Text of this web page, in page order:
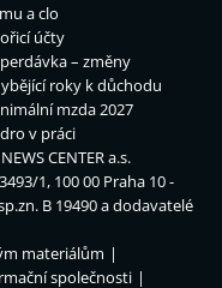
a clo
účty
– změny
roky k důchodu
mzda 2027
v práci
CENTER a.s.
1, 100 00 Praha 10 -
B 19490 a dodavatelé
materiálům
společnosti